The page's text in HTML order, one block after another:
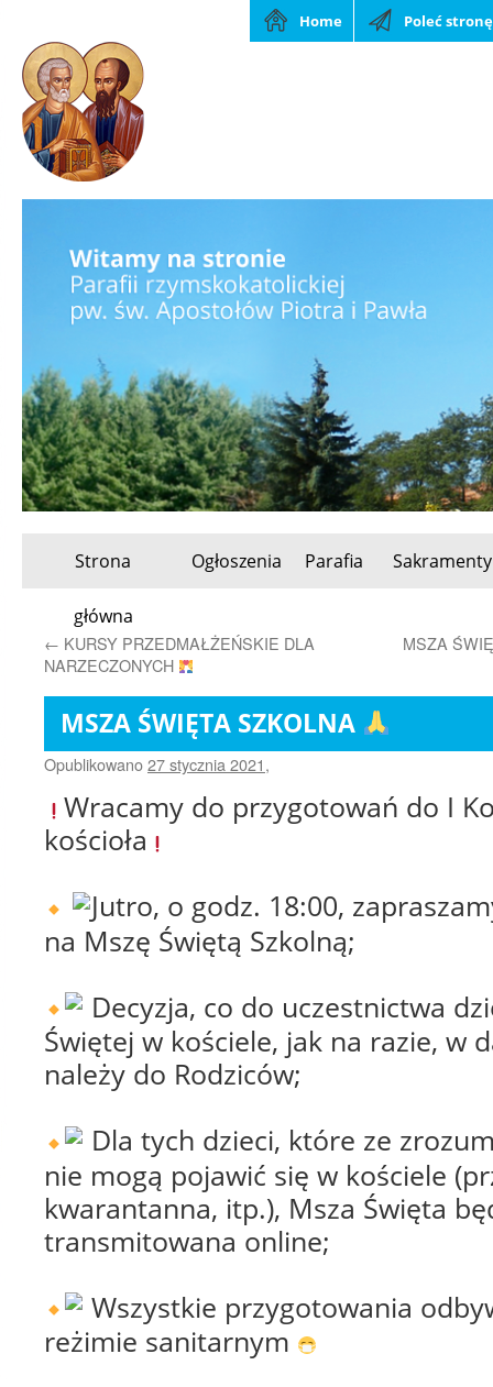
Poleć stronę
Home
Przeskocz
treści
Strona
główna
Ogłoszenia Parafia Sakramenty
← KURSY PRZEDMAŁŻEŃSKIE DLA
NARZECZONYCH
MSZA
MSZA ŚWIĘTA SZKOLNA
Opublikowano27 stycznia 2021,
Wracamy do przygotowań do I
kościoła
Jutro, o godz. 18:00,
na Mszę Świętą Szkolną;
Decyzja, co do uczestnictwa
Świętej w kościele, jak na razie, w
należy do Rodziców;
Dla tych dzieci, które ze
nie mogą pojawić się w kościele
kwarantanna, itp.), Msza Święta
transmitowana online;
Wszystkie przygotowania
reżimie sanitarnym